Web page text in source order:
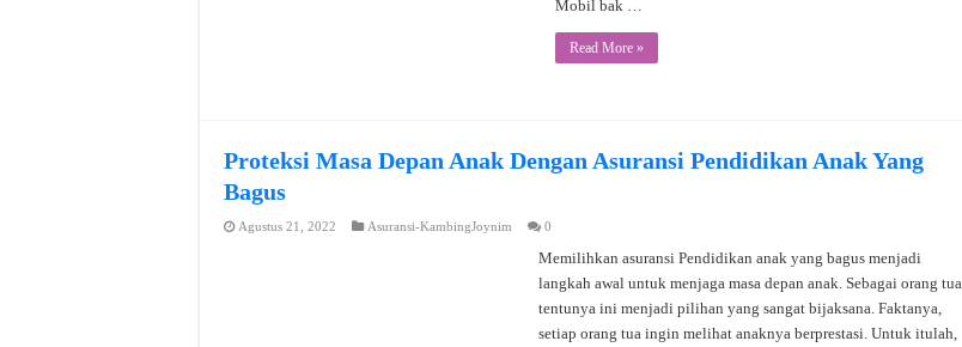
Mobil bak …
Read More »
Proteksi Masa Depan Anak Dengan Asuransi Pendidikan Anak Yang
Bagus
Agustus 21, 2022 Asuransi-KambingJoynim 0
Memilihkan asuransi Pendidikan anak yang bagus menjadi
langkah awal untuk menjaga masa depan anak. Sebagai orang tua,
tentunya ini menjadi pilihan yang sangat bijaksana. Faktanya,
setiap orang tua ingin melihat anaknya berprestasi. Untuk itulah,